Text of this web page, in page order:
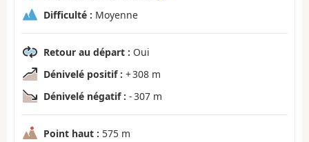
Difficulté : Moyenne
Retour au départ : Oui
Dénivelé positif : + 308 m
Dénivelé négatif : - 307 m
Point haut : 575 m